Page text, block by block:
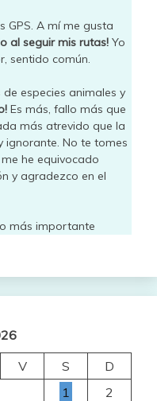
GPS. A mí me gusta
al seguir mis rutas! Yo
sentido común.
especies animales y
Es más, fallo más que
más atrevido que la
ignorante. No te tomes
he equivocado
y agradezco en el
más importante
V S
D
1
2